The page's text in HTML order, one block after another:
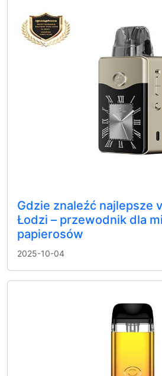
Gdzie znaleźć najlepsze
Łodzi – przewodnik dla
papierosów
2025-10-04